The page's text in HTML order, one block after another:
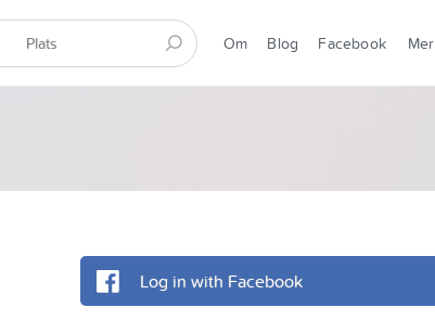
Om Blog Facebook Mer
Log in with Facebook